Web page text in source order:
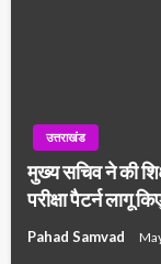
उत्तराखंड
मुख्य सचिव ने की
परीक्षा पैटर्न लागू
Pahad Samvad